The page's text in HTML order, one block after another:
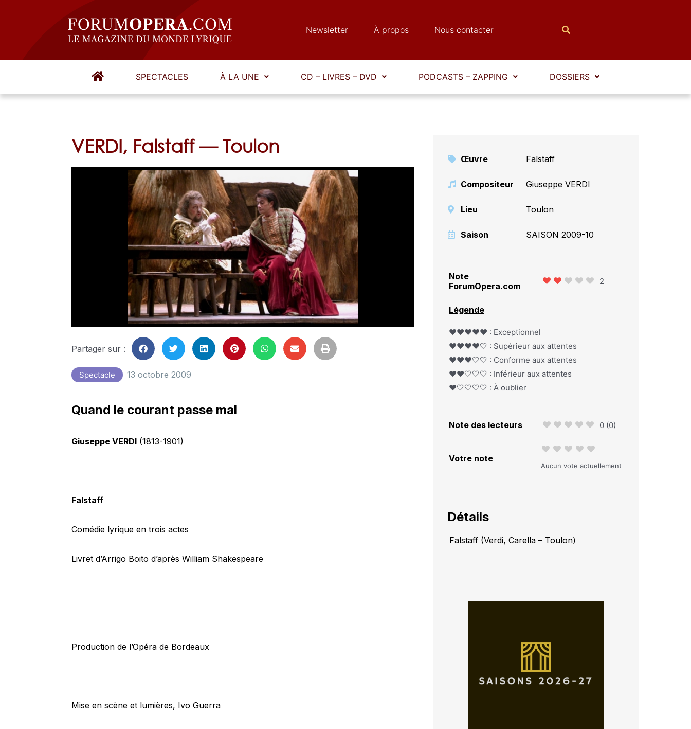
Newsletter À propos Nous contacter
SPECTACLES À LA UNE CD – LIVRES – DVD PODCASTS – ZAPPING DOSSIERS
VERDI, Falstaff — Toulon
Partager sur :
Spectacle 13 octobre 2009
Quand le courant passe mal
Giuseppe VERDI (1813-1901)
Falstaff
Comédie lyrique en trois actes
Livret d’Arrigo Boito d’après William Shakespeare
Production de l’Opéra de Bordeaux
Mise en scène et lumières, Ivo Guerra
Œuvre Falstaff
Compositeur Giuseppe VERDI
Lieu Toulon
Saison SAISON 2009-10
Note
ForumOpera.com
2
Légende
❤️❤️❤️❤️❤️ : Exceptionnel
❤️❤️❤️❤️🤍 : Supérieur aux attentes
❤️❤️❤️🤍🤍 : Conforme aux attentes
❤️❤️🤍🤍🤍 : Inférieur aux attentes
❤️🤍🤍🤍🤍 : À oublier
Note des lecteurs 0 (0)
Votre note
Aucun vote actuellement
Détails
Falstaff (Verdi, Carella – Toulon)